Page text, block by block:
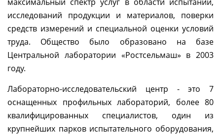
максимальный спектр услуг в области испытаний,
исследований продукции и материалов, поверки
средств измерений и специальной оценки условий
труда. Общество было образовано на базе
Центральной лаборатории «Ростсельмаш» в 2003
году.
Лабораторно-исследовательский центр - это 7
оснащенных профильных лабораторий, более 80
квалифицированных специалистов, один из
крупнейших парков испытательного оборудования,